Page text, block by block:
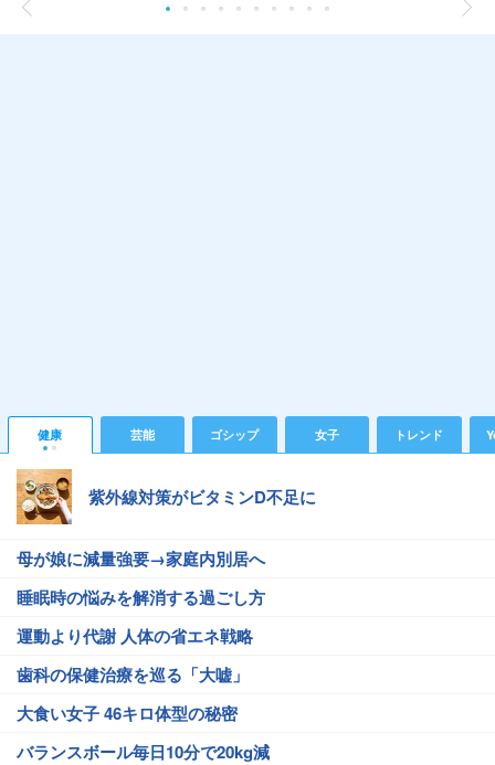
健康 芸能 ゴシップ 女子 トレンド
紫外線対策がビタミンD不足に
母が娘に減量強要→家庭内別居へ
睡眠時の悩みを解消する過ごし方
運動より代謝 人体の省エネ戦略
歯科の保健治療を巡る「大嘘」
大食い女子 46キロ体型の秘密
バランスボール毎日10分で20kg減